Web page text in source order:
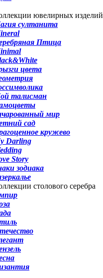
ювелирных изделий
султанита
Птица
цвета
талисман
мир
сад
кружево
Darling
Story
зодиака
столового серебра